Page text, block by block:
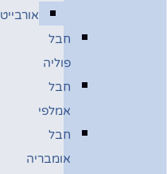
אורבייטו
חבל
פוליה
חבל
אמלפי
חבל
אומבריה